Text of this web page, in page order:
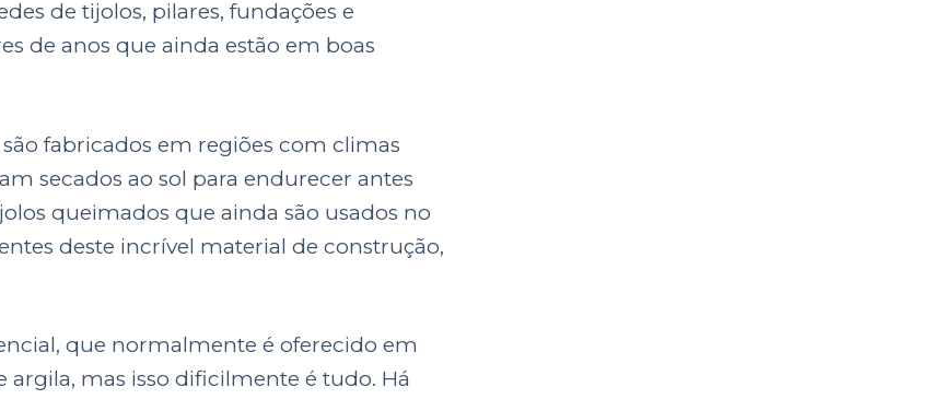
de tijolos, pilares, fundações e
de anos que ainda estão em boas
fabricados em regiões com climas
secados ao sol para endurecer antes
queimados que ainda são usados no
deste incrível material de construção,
que normalmente é oferecido em
mas isso dificilmente é tudo. Há